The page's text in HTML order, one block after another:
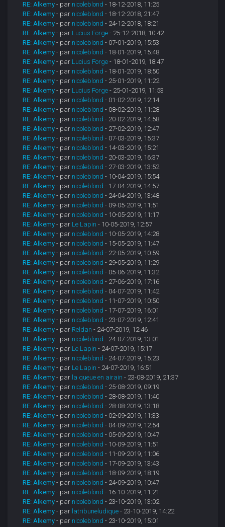
RE: Alkemy - par nicoleblond - 18-12-2018, 11:25
RE: Alkemy - par nicoleblond - 18-12-2018, 21:47
RE: Alkemy - par nicoleblond - 24-12-2018, 18:21
RE: Alkemy - par Lucius Forge - 25-12-2018, 10:42
RE: Alkemy - par nicoleblond - 07-01-2019, 15:53
RE: Alkemy - par nicoleblond - 18-01-2019, 15:48
RE: Alkemy - par Lucius Forge - 18-01-2019, 18:47
RE: Alkemy - par nicoleblond - 18-01-2019, 18:50
RE: Alkemy - par nicoleblond - 25-01-2019, 11:22
RE: Alkemy - par Lucius Forge - 25-01-2019, 11:53
RE: Alkemy - par nicoleblond - 01-02-2019, 12:14
RE: Alkemy - par nicoleblond - 08-02-2019, 11:28
RE: Alkemy - par nicoleblond - 20-02-2019, 14:58
RE: Alkemy - par nicoleblond - 27-02-2019, 12:47
RE: Alkemy - par nicoleblond - 07-03-2019, 15:37
RE: Alkemy - par nicoleblond - 14-03-2019, 15:21
RE: Alkemy - par nicoleblond - 20-03-2019, 16:37
RE: Alkemy - par nicoleblond - 27-03-2019, 13:52
RE: Alkemy - par nicoleblond - 10-04-2019, 15:54
RE: Alkemy - par nicoleblond - 17-04-2019, 14:57
RE: Alkemy - par nicoleblond - 24-04-2019, 13:48
RE: Alkemy - par nicoleblond - 09-05-2019, 11:51
RE: Alkemy - par nicoleblond - 10-05-2019, 11:17
RE: Alkemy - par Le Lapin - 10-05-2019, 12:57
RE: Alkemy - par nicoleblond - 10-05-2019, 14:28
RE: Alkemy - par nicoleblond - 15-05-2019, 11:47
RE: Alkemy - par nicoleblond - 22-05-2019, 10:59
RE: Alkemy - par nicoleblond - 29-05-2019, 11:29
RE: Alkemy - par nicoleblond - 05-06-2019, 11:32
RE: Alkemy - par nicoleblond - 27-06-2019, 17:16
RE: Alkemy - par nicoleblond - 04-07-2019, 11:42
RE: Alkemy - par nicoleblond - 11-07-2019, 10:50
RE: Alkemy - par nicoleblond - 17-07-2019, 16:01
RE: Alkemy - par nicoleblond - 23-07-2019, 12:41
RE: Alkemy - par Reldan - 24-07-2019, 12:46
RE: Alkemy - par nicoleblond - 24-07-2019, 13:01
RE: Alkemy - par Le Lapin - 24-07-2019, 15:17
RE: Alkemy - par nicoleblond - 24-07-2019, 15:23
RE: Alkemy - par Le Lapin - 24-07-2019, 16:51
RE: Alkemy - par la queue en airain - 23-08-2019, 21:37
RE: Alkemy - par nicoleblond - 25-08-2019, 09:19
RE: Alkemy - par nicoleblond - 28-08-2019, 11:40
RE: Alkemy - par nicoleblond - 28-08-2019, 13:18
RE: Alkemy - par nicoleblond - 02-09-2019, 11:33
RE: Alkemy - par nicoleblond - 04-09-2019, 12:54
RE: Alkemy - par nicoleblond - 05-09-2019, 10:47
RE: Alkemy - par nicoleblond - 10-09-2019, 11:51
RE: Alkemy - par nicoleblond - 11-09-2019, 11:06
RE: Alkemy - par nicoleblond - 17-09-2019, 13:43
RE: Alkemy - par nicoleblond - 18-09-2019, 18:19
RE: Alkemy - par nicoleblond - 24-09-2019, 10:47
RE: Alkemy - par nicoleblond - 16-10-2019, 11:21
RE: Alkemy - par nicoleblond - 23-10-2019, 13:02
RE: Alkemy - par latribuneludique - 23-10-2019, 14:22
RE: Alkemy - par nicoleblond - 23-10-2019, 15:01